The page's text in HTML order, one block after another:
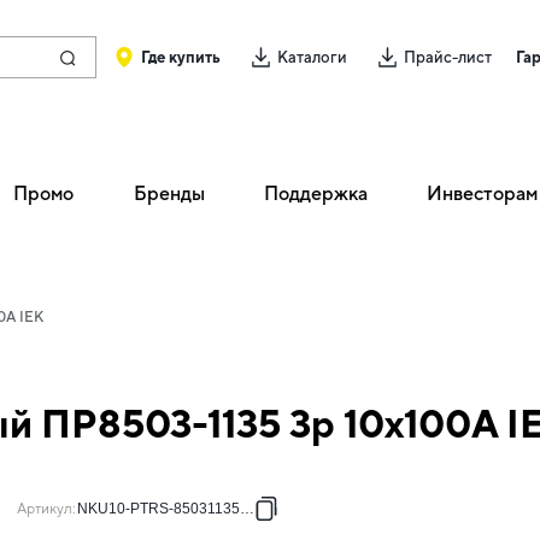
Где купить Каталоги Прайс-лист
Промо Бренды Поддержка Инвесторам
IEK
ПР8503-1135 3p 10х100А
Артикул: NKU10-PTRS-85031135-01